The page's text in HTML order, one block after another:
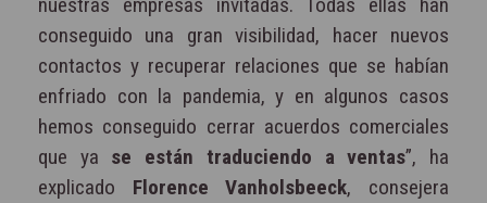
conseguido una gran visibilidad, hacer nuevos
contactos y recuperar relaciones que se habían
enfriado con la pandemia, y en algunos casos
hemos conseguido cerrar acuerdos comerciales
que ya se están traduciendo a ventas”, ha
explicado Florence Vanholsbeeck, consejera